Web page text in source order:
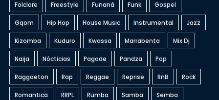
Folclore Freestyle Funaná Funk Gospel
Gqom Hip Hop House Music Instrumental Jazz
Kizomba Kuduro Kwassa Marrabenta Mix Dj
Naija Nócticias Pagode Pandza Pop
Raggaeton Rap Reggae Reprise RnB Rock
Romantica RRPL Rumba Samba Semba